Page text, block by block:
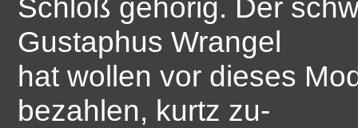
Schloß gehörig. Der
Gustaphus Wrangel
hat wollen vor dieses
bezahlen, kurtz zu-